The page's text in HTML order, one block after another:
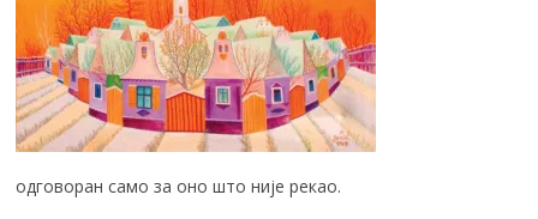
одговоран само за оно што није рекао.